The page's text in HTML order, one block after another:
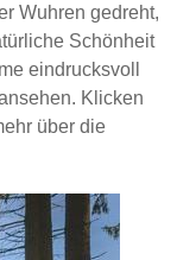
Wuhren gedreht,
Schönheit
eindrucksvoll
Klicken
über die